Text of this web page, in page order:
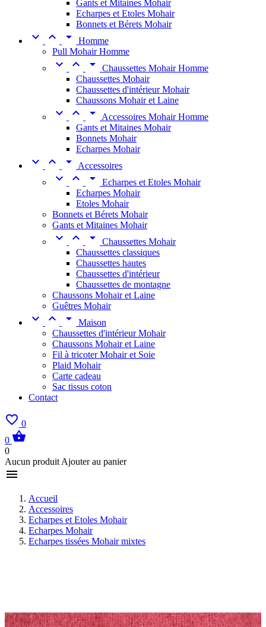
Gants et Mitaines Mohair
Echarpes et Etoles Mohair
Bonnets et Bérets Mohair
  
Homme
Pull Mohair Homme
  
Chaussettes Mohair Homme
Chaussettes Mohair
Chaussettes d'intérieur Mohair
Chaussons Mohair et Laine
  
Accessoires Mohair Homme
Gants et Mitaines Mohair
Bonnets Mohair
Echarpes Mohair
   Accessoires
  
Echarpes et Etoles Mohair
Echarpes Mohair
Etoles Mohair
Bonnets et Bérets Mohair
Gants et Mitaines Mohair
  
Chaussettes Mohair
Chaussettes classiques
Chaussettes hautes
Chaussettes d'intérieur
Chaussettes de montagne
Chaussons Mohair et Laine
Guêtres Mohair
  
Maison
Chaussettes d'intérieur Mohair
Chaussons Mohair et Laine
Fil à tricoter Mohair et Soie
Plaid Mohair
Carte cadeau
Sac tissus coton
Contact
 0
0 
0
Aucun produit Ajouter au panier

Accueil
Accessoires
Echarpes et Etoles Mohair
Echarpes Mohair
Echarpes tissées Mohair mixtes